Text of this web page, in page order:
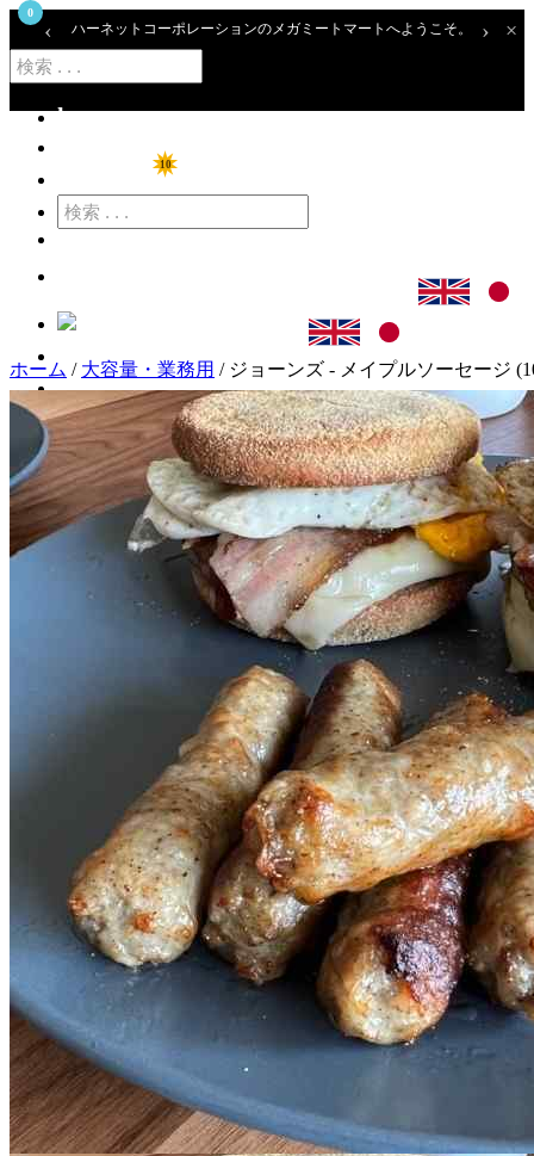
‹ ハーネットコーポレーションのメガミートマートへようこそ。 › ×
home
10
0
ログイン
アカウント登録
ホーム / 大容量・業務用 / ジョーンズ - メイプルソーセージ